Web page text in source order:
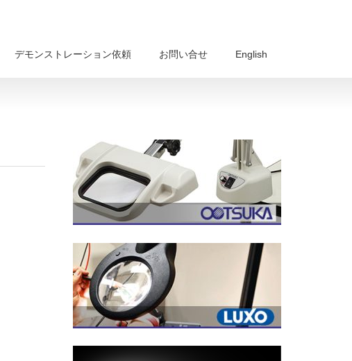
デモンストレーション依頼 お問い合せ English